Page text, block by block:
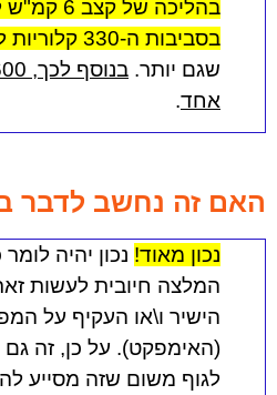
בהליכה
בסביבות ה-330 קלוריות לפחות
שגם יותר.
אחד.
האם זה נחשב לדבר
נכון מאוד! נכון יהיה
המלצה חיובית לעשות
הישיר ו\או העקיף על
(האימפקט). על כן, זה גם
לגוף משום שזה מסייע